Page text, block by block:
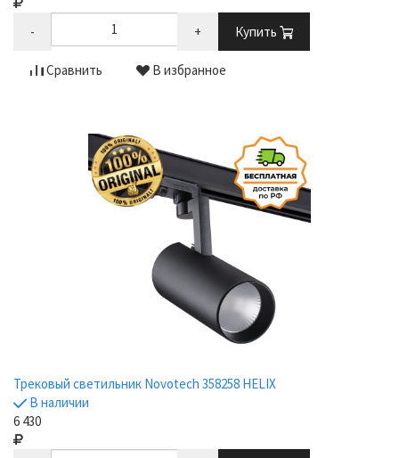
- + Купить
Сравнить В избранное
Трековый светильник Novotech 358258 HELIX
В наличии
6 430